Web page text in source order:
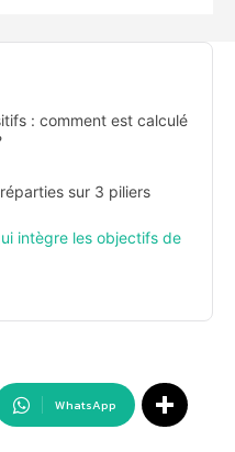
: comment est calculé
sur 3 piliers
intègre les objectifs de
WhatsApp